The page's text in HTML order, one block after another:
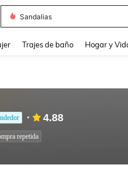
Sandalias
Trajes de baño Hogar y
4.88
repetida